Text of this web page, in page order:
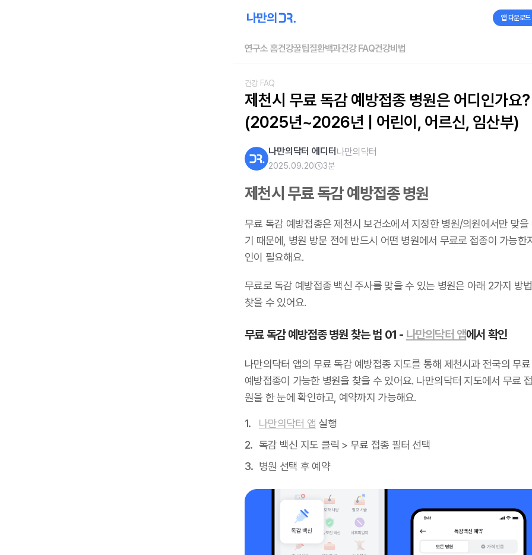
앱 다운로드
연구소 홈건강꿀팁질환백과건강 FAQ건강비법
건강 FAQ
제천시 무료 독감 예방접종 병원은 어디인가요?
(2025년~2026년 | 어린이, 어르신, 임산부)
나만의닥터 에디터 나만의닥터
2025.09.20 3분
제천시 무료 독감 예방접종 병원
무료 독감 예방접종은 제천시 보건소에서 지정한 병원/의원에서만 맞을
기 때문에, 병원 방문 전에 반드시 어떤 병원에서 무료로 접종이 가능한
인이 필요해요.
무료로 독감 예방접종 백신 주사를 맞을 수 있는 병원은 아래 2가지 방
찾을 수 있어요.
무료 독감 예방접종 병원 찾는 법 01 - 나만의닥터 앱에서 확인
나만의닥터 앱의 무료 독감 예방접종 지도를 통해 제천시과 전국의 무
예방접종이 가능한 병원을 찾을 수 있어요. 나만의닥터 지도에서 무료
원을 한 눈에 확인하고, 예약까지 가능해요.
나만의닥터 앱 실행
독감 백신 지도 클릭 > 무료 접종 필터 선택
병원 선택 후 예약